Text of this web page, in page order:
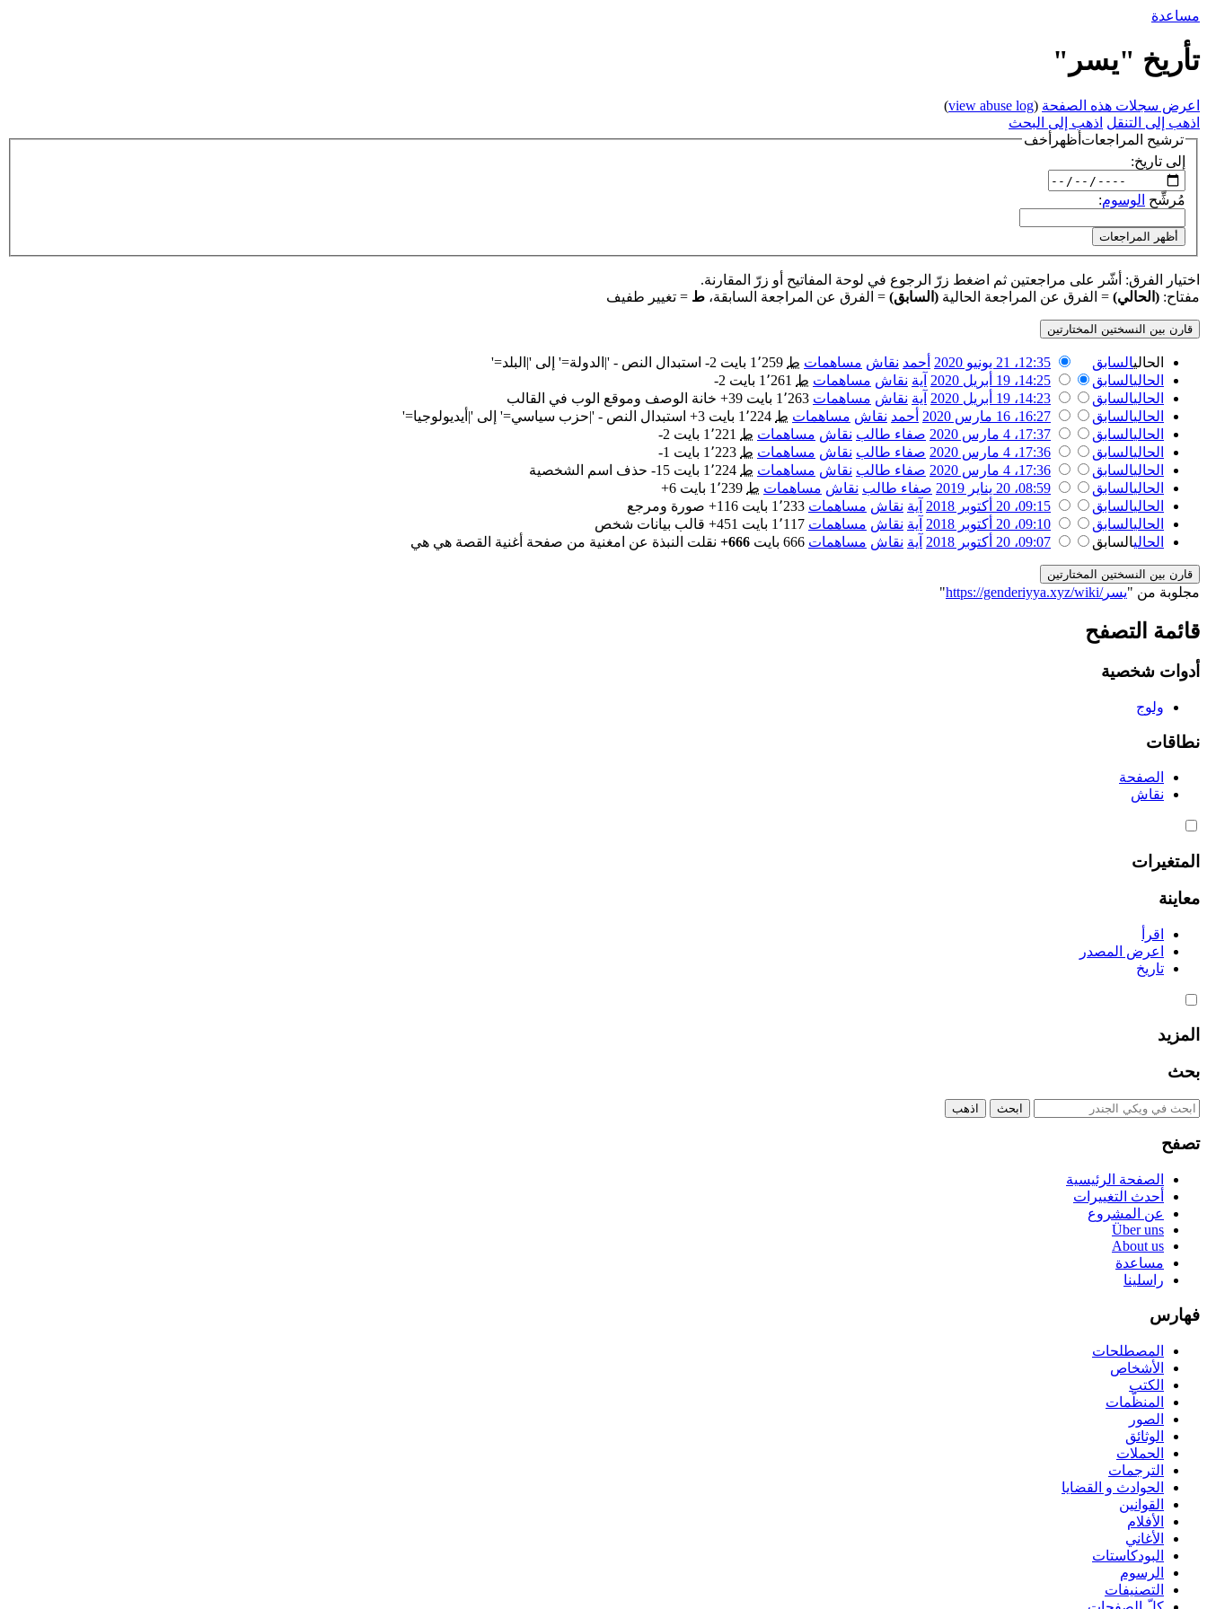
مساعدة
تأريخ "يسر"
اعرض سجلات هذه الصفحة (
view abuse log
)
اذهب إلى التنقل اذهب إلى البحث
ترشيح المراجعات أظهر أخف
إلى تاريخ:
مُرشِّح الوسوم:
أظهر المراجعات
اختيار الفرق: أشّر على مراجعتين ثم اضغط زرّ الرجوع في لوحة المفاتيح أو زرّ المقارنة.
مفتاح: (الحالي) = الفرق عن المراجعة الحالية (السابق) = الفرق عن المراجعة السابقة، ط = تغيير طفيف
الحاليالسابق 12:35، 21 يونيو 2020 أحمد نقاش مساهمات ط 1٬259 بايت -2 استبدال النص - '|الدولة=' إلى '|البلد='
الحاليالسابق 14:25، 19 أبريل 2020 آية نقاش مساهمات ط 1٬261 بايت
-2
الحاليالسابق 14:23، 19 أبريل 2020 آية نقاش مساهمات 1٬263 بايت +39 خانة الوصف وموقع الوب في القالب
الحاليالسابق 16:27، 16 مارس 2020 أحمد نقاش مساهمات ط 1٬224 بايت +3 استبدال النص - '|حزب سياسي=' إلى '|أيديولوجيا='
الحاليالسابق 17:37، 4 مارس 2020 صفاء طالب نقاش مساهمات ط 1٬221 بايت
-2
الحاليالسابق 17:36، 4 مارس 2020 صفاء طالب نقاش مساهمات ط 1٬223 بايت
-1
الحاليالسابق 17:36، 4 مارس 2020 صفاء طالب نقاش مساهمات ط 1٬224 بايت -15 حذف اسم الشخصية
الحاليالسابق 08:59، 20 يناير 2019 صفاء طالب نقاش مساهمات ط 1٬239 بايت
+6
الحاليالسابق 09:15، 20 أكتوبر 2018 آية نقاش مساهمات 1٬233 بايت +116 صورة ومرجع
الحاليالسابق 09:10، 20 أكتوبر 2018 آية نقاش مساهمات 1٬117 بايت +451 قالب بيانات شخص
الحاليالسابق 09:07، 20 أكتوبر 2018 آية نقاش مساهمات 666 بايت +666 نقلت النبذة عن امغنية من صفحة أغنية القصة هي هي
مجلوبة من "https://genderiyya.xyz/wiki/يسر "
قائمة التصفح
أدوات شخصية
ولوج
نطاقات
الصفحة
نقاش
المتغيرات
معاينة
اقرأ
اعرض المصدر
تاريخ
المزيد
بحث
تصفح
الصفحة الرئيسية
أحدث التغييرات
عن المشروع
Über uns
About us
مساعدة
راسلينا
فهارس
المصطلحات
الأشخاص
الكتب
المنظّمات
الصور
الوثائق
الحملات
الترجمات
الحوادث و القضايا
القوانين
الأفلام
الأغاني
البودكاستات
الرسوم
التصنيفات